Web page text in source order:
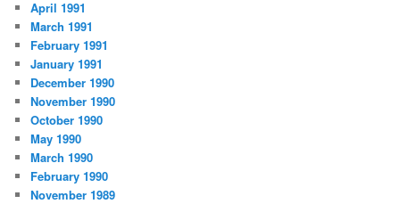
April 1991
March 1991
February 1991
January 1991
December 1990
November 1990
October 1990
May 1990
March 1990
February 1990
November 1989